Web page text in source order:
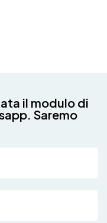
il modulo di
Saremo